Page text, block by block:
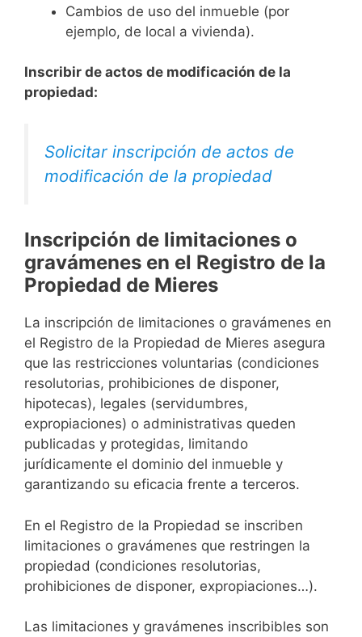
Cambios de uso del inmueble (por
ejemplo, de local a vivienda).
Inscribir de actos de modificación de la
propiedad:
Solicitar inscripción de actos de
modificación de la propiedad
Inscripción de limitaciones o
gravámenes en el Registro de la
Propiedad de Mieres
La inscripción de limitaciones o gravámenes en
el Registro de la Propiedad de Mieres asegura
que las restricciones voluntarias (condiciones
resolutorias, prohibiciones de disponer,
hipotecas), legales (servidumbres,
expropiaciones) o administrativas queden
publicadas y protegidas, limitando
jurídicamente el dominio del inmueble y
garantizando su eficacia frente a terceros.
En el Registro de la Propiedad se inscriben
limitaciones o gravámenes que restringen la
propiedad (condiciones resolutorias,
prohibiciones de disponer, expropiaciones…).
Las limitaciones y gravámenes inscribibles son